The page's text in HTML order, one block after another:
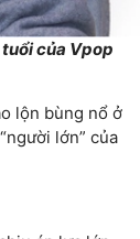
của Vpop
lộn bùng nổ ở
lớn” của